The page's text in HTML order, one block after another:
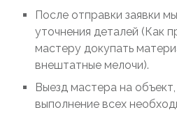
После отправки заявки
уточнения деталей (Как
мастеру докупать
внештатные мелочи).
Выезд мастера на
выполнение всех